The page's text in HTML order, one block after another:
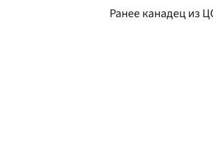
Ранее канадец из